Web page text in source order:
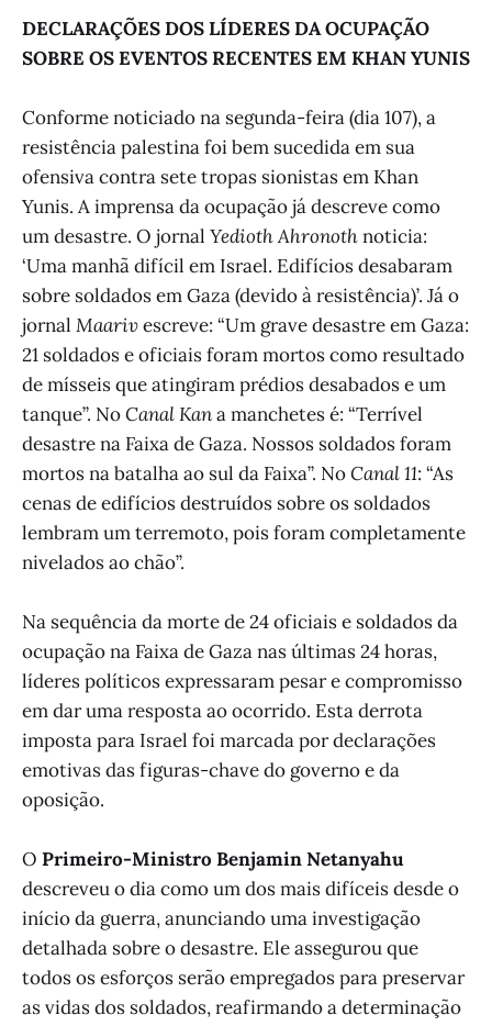
DECLARAÇÕES DOS LÍDERES DA OCUPAÇÃO
SOBRE OS EVENTOS RECENTES EM KHAN YUNIS
Conforme noticiado na segunda-feira (dia 107), a
resistência palestina foi bem sucedida em sua
ofensiva contra sete tropas sionistas em Khan
Yunis. A imprensa da ocupação já descreve como
um desastre. O jornal Yedioth Ahronothnoticia:
‘Uma manhã difícil em Israel. Edifícios desabaram
sobre soldados em Gaza (devido à resistência)’. Já o
jornal Maarivescreve: “Um grave desastre em Gaza:
21 soldados e oficiais foram mortos como resultado
de mísseis que atingiram prédios desabados e um
tanque”. NoCanal Kana manchetes é: “Terrível
desastre na Faixa de Gaza. Nossos soldados foram
mortos na batalha ao sul da Faixa”. NoCanal 11: “As
cenas de edifícios destruídos sobre os soldados
lembram um terremoto, pois foram completamente
nivelados ao chão”.
Na sequência da morte de 24 oficiais e soldados da
ocupação na Faixa de Gaza nas últimas 24 horas,
líderes políticos expressaram pesar e compromisso
em dar uma resposta ao ocorrido. Esta derrota
imposta para Israel foi marcada por declarações
emotivas das figuras-chave do governo e da
oposição.
O Primeiro-Ministro Benjamin Netanyahu
descreveu o dia como um dos mais difíceis desde o
início da guerra, anunciando uma investigação
detalhada sobre o desastre. Ele assegurou que
todos os esforços serão empregados para preservar
as vidas dos soldados, reafirmando a determinação